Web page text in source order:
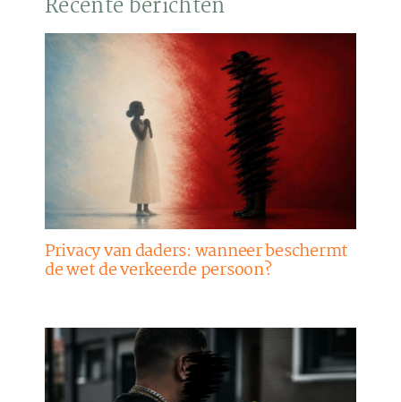
Privacy van daders: wanneer beschermt
de wet de verkeerde persoon?